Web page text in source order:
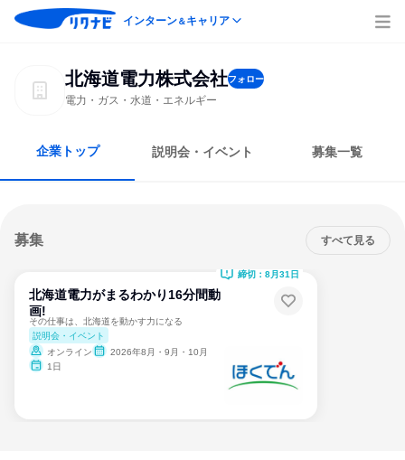
インターン＆キャリア
北海道電力株式会社フォロー
電力・ガス・水道・エネルギー
企業トップ 説明会・イベント 募集一覧
募集 すべて見る
北海道電力がまるわかり16分間動
画!
その仕事は、北海道を動かす力になる
説明会・イベント
オンライン
2026年8月・9月・10月
1日
締切：8月31日